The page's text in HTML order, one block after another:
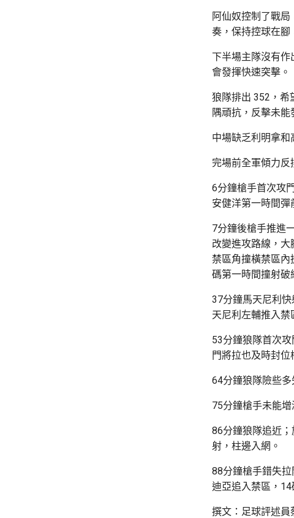
阿仙奴控制了戰
奏，保持控球在腳
下半場主隊沒有作
會發揮快速突擊。
狼隊排出 352，希
隅頑抗，反擊未能
中場缺乏利明拿和
完場前全軍傾力反
6分鐘槍手首次攻
安健洋第一時間彈
7分鐘後槍手推進
改變進攻路線，
禁區角撞橫禁區內
碼第一時間撞射破
37分鐘馬天尼利
天尼利左輔推入禁
53分鐘狼隊首次
門將拉也及時封位
64分鐘狼隊險些
75分鐘槍手未能
86分鐘狼隊追近
射，柱邊入網。
88分鐘槍手錯失
迪亞追入禁區，14
撰文：足球評述員